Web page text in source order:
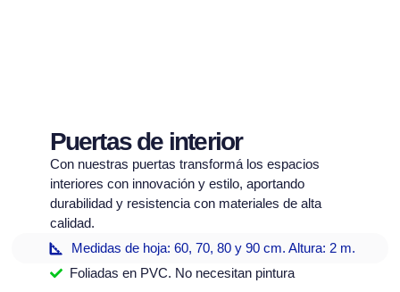
Puertas de interior
Con nuestras puertas transformá los espacios
interiores con innovación y estilo, aportando
durabilidad y resistencia con materiales de alta
calidad.
Medidas de hoja: 60, 70, 80 y 90 cm. Altura: 2 m.
Foliadas en PVC. No necesitan pintura